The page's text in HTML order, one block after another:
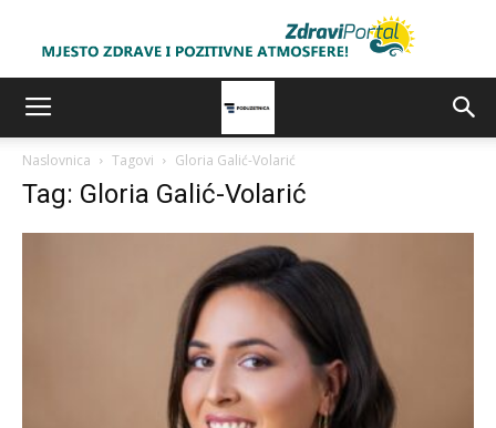
Naslovnica Tagovi Gloria Galić-Volarić
Tag: Gloria Galić-Volarić